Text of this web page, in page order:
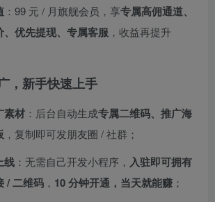
：99 元 / 月旗舰会员，享专属高佣通道、
优先提现、专属客服 ，收益再提升
，新手快速上手
素材 ：后台自动生成专属二维码、推广海
，复制即可发朋友圈 / 社群；
线 ：无需自己开发小程序， 入驻即可拥有
/ 二维码 ， 10 分钟开通，当天就能赚 ；